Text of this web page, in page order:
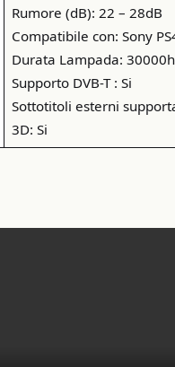
Rumore (dB): 22 – 28dB
Compatibile con: Sony
Durata Lampada: 30000h
Supporto DVB-T : Si
Sottotitoli esterni
3D: Si